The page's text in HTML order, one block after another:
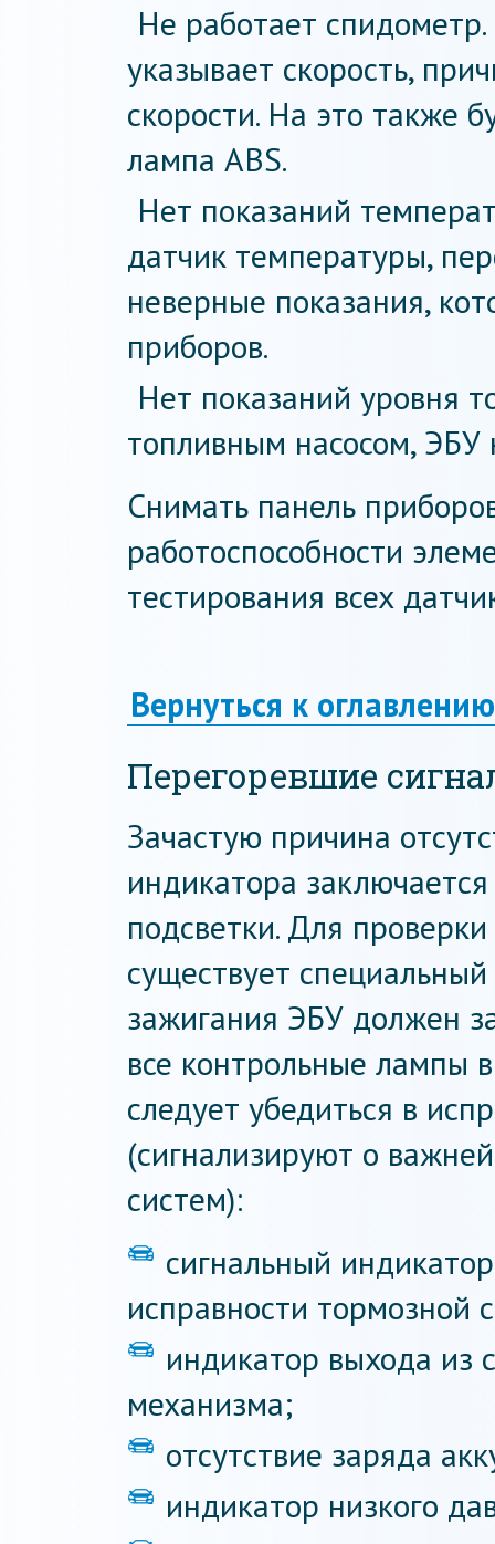
Не работает
указывает скорость,
скорости. На это также
лампа ABS.
Нет показаний
датчик температуры,
неверные показания,
приборов.
Нет показаний уровня
топливным насосом, ЭБУ
Снимать панель
работоспособности
тестирования всех
Вернуться к оглавлению
Перегоревшие
Зачастую причина
индикатора
подсветки. Для
существует
зажигания ЭБУ должен
все контрольные лампы
следует убедиться в
(сигнализируют о
систем):
сигнальный
исправности тормозной
индикатор выхода из
механизма;
отсутствие заряда
индикатор низкого